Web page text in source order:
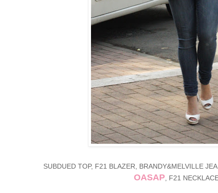
SUBDUED TOP, F21 BLAZER, BRANDY&MELVILLE
OASAP , F21